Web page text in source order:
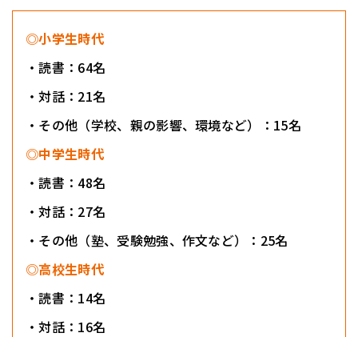
◎小学生時代
・読書：64名
・対話：21名
・その他（学校、親の影響、環境など）：15名
◎中学生時代
・読書：48名
・対話：27名
・その他（塾、受験勉強、作文など）：25名
◎高校生時代
・読書：14名
・対話：16名